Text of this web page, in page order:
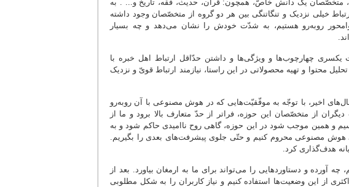
یک دانش خاصّ، همچون: قرآن، حدیث، فقه، تاریخ و... . به
خیلی نزدیک و تنگاتنگی بین هر دو گروه از متخصّصان وجود داشته
روبه‌رو هستیم، به شدّت خودش را نشان می‌دهد و چه بسیار
یکسری چهارچوب‌ها و ویژگی‌ها و داشتن حدّاقل ارتباط اهل خبره با
محتوا و تهیه محصولاتی در این راستا، نیازمند ارتباط قویّ و نزدیک
اخیر، با توجّه به موفّقیّت‌هایی که در هوش مصنوعی با آن روبه‌رو
از متخصّصان این حوزه، فراتر از حدّ متعارف بالا برود و ما از
و همین موجب شود در این حوزه، گاهی روح ناامیدی حاکم شود و به
هوش مصنوعی محروم کنیم و حتّی جلوی پیشرفت‌های بعدی را بگیریم.
هدف‌گذاری کرد.
آورده و دستاوردهایی را می‌تواند برای ما به ارمغان بیاورد. بعد از
از این وضعیت‌ها استفاده کنیم و نیاز کاربران را به شکل مطلوبی